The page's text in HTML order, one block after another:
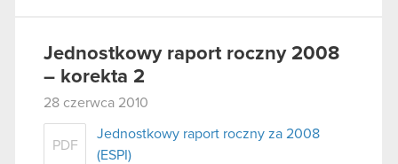
Jednostkowy raport roczny 2008
– korekta 2
28 czerwca 2010
PDF
Jednostkowy raport roczny za 2008
(ESPI)